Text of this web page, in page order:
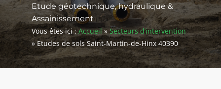
Etude géotechnique, hydraulique &
Assainissement
Vous êtes ici : Accueil»Secteurs d’intervention
»Etudes de sols Saint-Martin-de-Hinx 40390